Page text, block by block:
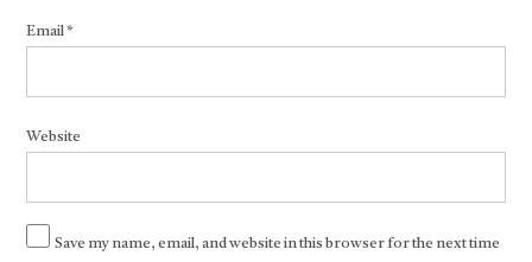
Email*
Website
Save my name, email, and website in this browser for the next time